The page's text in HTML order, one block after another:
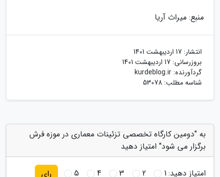
منبع: میراث آریا
انتشار: 17 اردیبهشت 1401
بروزرسانی: 17 اردیبهشت 1401
گردآورنده: kurdeblog.ir
شناسه مطلب: 53078
به "دومین کارگاه تخصصی تزئینات معماری در موزه فرش
برگزار می شود" امتیاز دهید
امتیاز دهید:1
2
3
4
5 رای